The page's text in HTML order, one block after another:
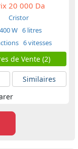
20 000 Da
Cristor
W 6 litres
6 vitesses
de Vente (2)
Similaires